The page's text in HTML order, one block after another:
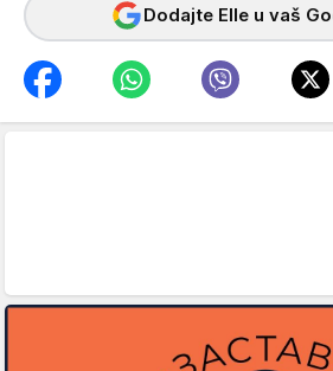
Dodajte Elle u vaš